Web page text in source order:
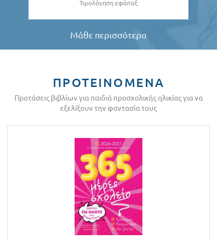
Τιμολόγηση εφάπαξ
Μάθε περισσότερα
ΠΡΟΤΕΙΝΟΜΕΝΑ
Προτάσεις βιβλίων για παιδιά προσχολικής ηλικίας για να
εξελίξουν την φαντασία τους